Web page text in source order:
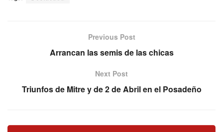
Previous Post
Arrancan las semis de las chicas
Next Post
Triunfos de Mitre y de 2 de Abril en el Posadeño